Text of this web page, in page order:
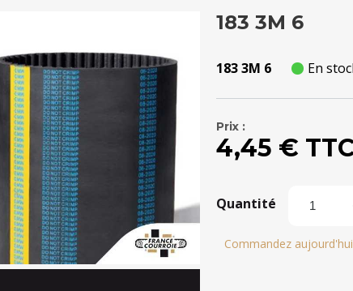
183 3M 6
183 3M 6 En
Prix :
4,45 €
Quantité
Commandez